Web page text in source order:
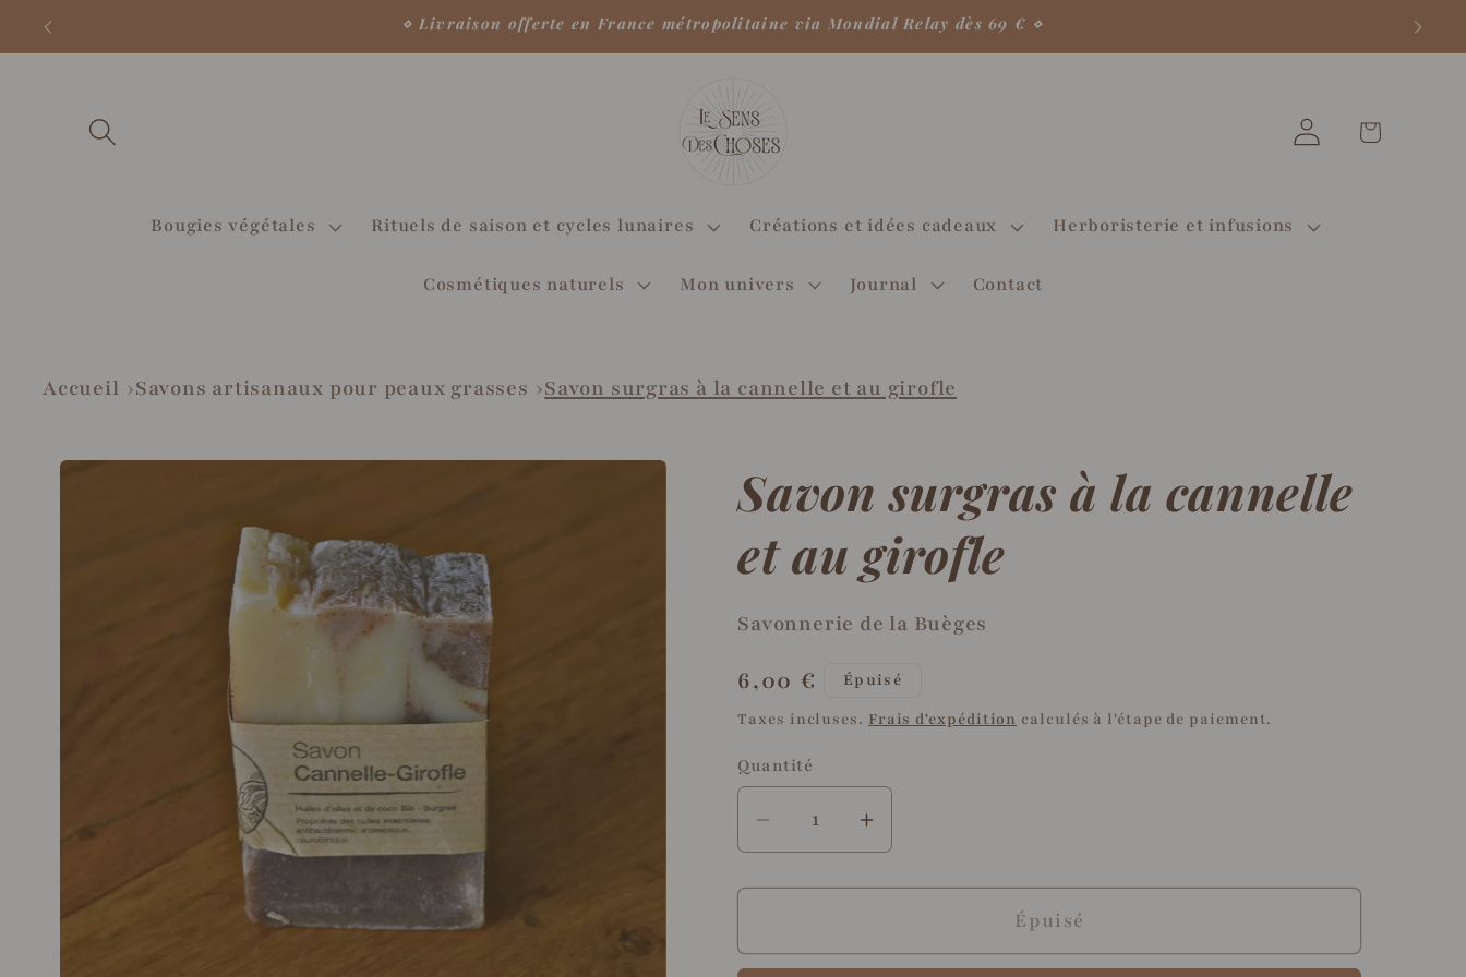
passer
au
⋄ Livraison offerte en France métropolitaine via Mondial Relay dès 69 € ⋄
Bougies végétales Rituels de saison et cycles lunaires Créations et idées cadeaux Herboristerie et infusions
Cosmétiques naturels Mon univers Journal Contact
Connexion panier
Accueil Savons artisanaux pour peaux grasses Savon surgras à la cannelle et au girofle
Passer aux
Savon surgras à la cannelle
et au girofle
Savonnerie de la Buèges
Prix
habituel
6,00 €
Épuisé
Taxes incluses. Frais d'expédition calculés à l'étape de paiement.
Quantité
Quantité
Réduire
la
quantité
Savon
Augmenter
la
quantité
Savon
Épuisé